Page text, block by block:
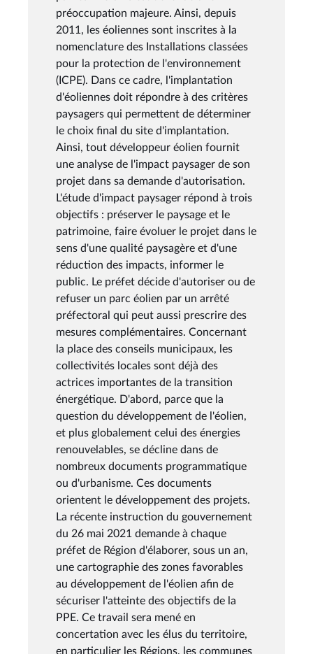
préoccupation majeure. Ainsi, depuis
2011, les éoliennes sont inscrites à la
nomenclature des Installations classées
pour la protection de l'environnement
(ICPE). Dans ce cadre, l'implantation
d'éoliennes doit répondre à des critères
paysagers qui permettent de déterminer
le choix final du site d'implantation.
Ainsi, tout développeur éolien fournit
une analyse de l'impact paysager de son
projet dans sa demande d'autorisation.
L'étude d'impact paysager répond à trois
objectifs : préserver le paysage et le
patrimoine, faire évoluer le projet dans le
sens d'une qualité paysagère et d'une
réduction des impacts, informer le
public. Le préfet décide d'autoriser ou de
refuser un parc éolien par un arrêté
préfectoral qui peut aussi prescrire des
mesures complémentaires. Concernant
la place des conseils municipaux, les
collectivités locales sont déjà des
actrices importantes de la transition
énergétique. D'abord, parce que la
question du développement de l'éolien,
et plus globalement celui des énergies
renouvelables, se décline dans de
nombreux documents programmatique
ou d'urbanisme. Ces documents
orientent le développement des projets.
La récente instruction du gouvernement
du 26 mai 2021 demande à chaque
préfet de Région d'élaborer, sous un an,
une cartographie des zones favorables
au développement de l'éolien afin de
sécuriser l'atteinte des objectifs de la
PPE. Ce travail sera mené en
concertation avec les élus du territoire,
en particulier les Régions, les communes